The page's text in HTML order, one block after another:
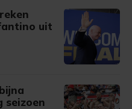
uit
seizoen